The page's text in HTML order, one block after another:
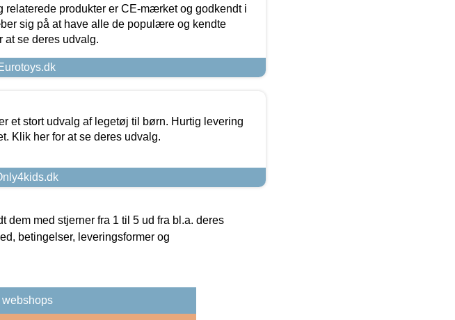
relaterede produkter er CE-mærket og godkendt i
sig på at have alle de populære og kendte
at se deres udvalg.
et stort udvalg af legetøj til børn. Hurtig levering
Klik her for at se deres udvalg.
med stjerner fra 1 til 5 ud fra bl.a. deres
betingelser, leveringsformer og
webshops